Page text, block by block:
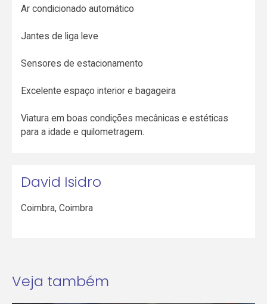
Ar condicionado automático
Jantes de liga leve
Sensores de estacionamento
Excelente espaço interior e bagageira
Viatura em boas condições mecânicas e estéticas
para a idade e quilometragem.
David Isidro
Coimbra,Coimbra
Veja também